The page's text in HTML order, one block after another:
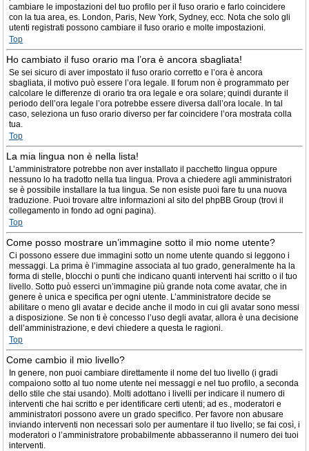
cambiare le impostazioni del tuo profilo per il fuso orario e farlo coincidere
con la tua area, es. London, Paris, New York, Sydney, ecc. Nota che solo gli
utenti registrati possono cambiare il fuso orario e molte impostazioni.
Top
Ho cambiato il fuso orario ma l’ora è ancora sbagliata!
Se sei sicuro di aver impostato il fuso orario corretto e l’ora è ancora
sbagliata, il motivo può essere l’ora legale. Il forum non è programmato per
calcolare le differenze di orario tra ora legale e ora solare; quindi durante il
periodo dell’ora legale l’ora potrebbe essere diversa dall’ora locale. In tal
caso, seleziona un fuso orario diverso per far coincidere l’ora mostrata colla
tua.
Top
La mia lingua non è nella lista!
L’amministratore potrebbe non aver installato il pacchetto lingua oppure
nessuno lo ha tradotto nella tua lingua. Prova a chiedere agli amministratori
se è possibile installare la tua lingua. Se non esiste puoi fare tu una nuova
traduzione. Puoi trovare altre informazioni al sito del phpBB Group (trovi il
collegamento in fondo ad ogni pagina).
Top
Come posso mostrare un’immagine sotto il mio nome utente?
Ci possono essere due immagini sotto un nome utente quando si leggono i
messaggi. La prima è l’immagine associata al tuo grado, generalmente ha la
forma di stelle, blocchi o punti che indicano quanti interventi hai scritto o il tuo
livello. Sotto può esserci un’immagine più grande nota come avatar, che in
genere è unica e specifica per ogni utente. L’amministratore decide se
abilitare o meno gli avatar e decide anche il modo in cui gli avatar sono messi
a disposizione. Se non ti è concesso l’uso degli avatar, allora è una decisione
dell’amministrazione, e devi chiedere a questa le ragioni.
Top
Come cambio il mio livello?
In genere, non puoi cambiare direttamente il nome del tuo livello (i gradi
compaiono sotto al tuo nome utente nei messaggi e nel tuo profilo, a seconda
dello stile che stai usando). Molti adottano i livelli per indicare il numero di
interventi che hai scritto e per identificare certi utenti; ad es., moderatori e
amministratori possono avere un grado specifico. Per favore non abusare
inviando interventi non necessari solo per aumentare il tuo livello; se fai così, i
moderatori o l’amministratore probabilmente abbasseranno il numero dei tuoi
interventi.